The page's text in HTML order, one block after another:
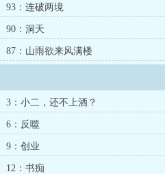
93：连破两境
90：洞天
87：山雨欲来风满楼
3：小二，还不上酒？
6：反噬
9：创业
12：书痴